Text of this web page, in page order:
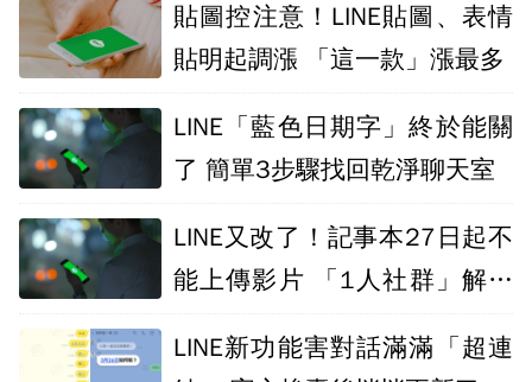
貼圖控注意！LINE貼圖、表情
貼明起調漲 「這一款」漲最多
LINE「藍色日期字」終於能關
了 簡單3步驟找回乾淨聊天室
LINE又改了！記事本27日起不
能上傳影片 「1人社群」解法
LINE新功能害對話滿滿「超連